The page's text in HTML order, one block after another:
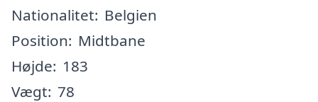
Nationalitet: Belgien
Position: Midtbane
Højde: 183
Vægt: 78